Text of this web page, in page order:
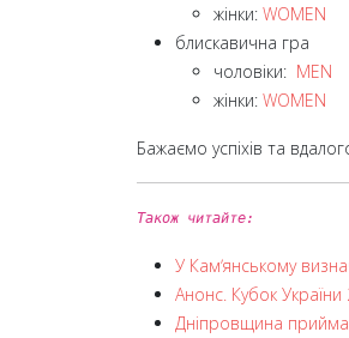
жінки: WOMEN
блискавична гра
чоловіки: MEN
жінки: WOMEN
Бажаємо успіхів та
Також читайте:
У Камʼянському
Анонс. Кубок
Дніпровщина